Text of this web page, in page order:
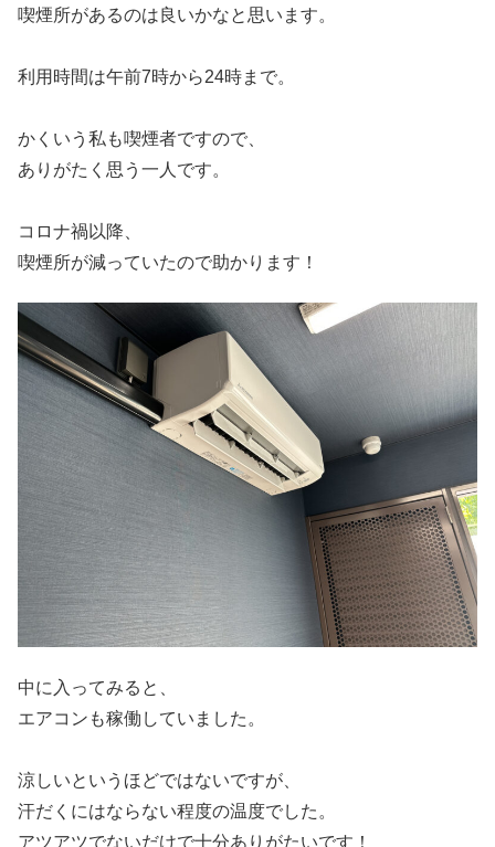
喫煙所があるのは良いかなと思います。
利用時間は午前7時から24時まで。
かくいう私も喫煙者ですので、
ありがたく思う一人です。
コロナ禍以降、
喫煙所が減っていたので助かります！
中に入ってみると、
エアコンも稼働していました。
涼しいというほどではないですが、
汗だくにはならない程度の温度でした。
アツアツでないだけで十分ありがたいです！